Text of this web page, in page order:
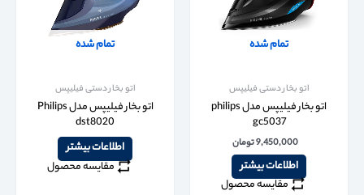
تمام شده
اتو بخار دستی فیلیپس
اتو بخار فیلیپس مدل philips
gc5037
9,450,000تومان
اطلاعات بیشتر
مقایسه محصول
تمام شده
اتو بخار دستی فیلیپس
اتو بخار فیلیپس مدل Philips
dst8020
اطلاعات بیشتر
مقایسه محصول